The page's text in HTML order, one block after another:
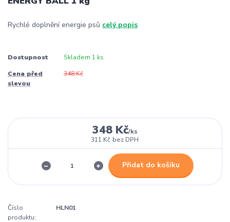
Rychlé doplnění energie psů celý popis
Dostupnost Skladem 1 ks
Cena před
slevou
348 Kč
348 Kč/ks
311 Kč bez DPH
Přidat do košíku
Číslo
produktu:
HLN01